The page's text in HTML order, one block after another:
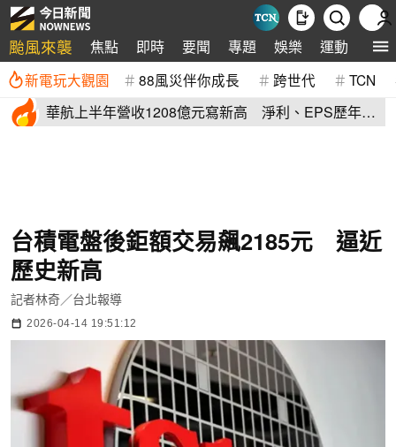
颱風來襲 焦點 即時 要聞 專題 娛樂 運動 全球
新電玩大觀園 88風災伴你成長 跨世代 TCN
華航上半年營收1208億元寫新高 淨利、EPS歷年次
台積電盤後鉅額交易飆2185元 逼近
歷史新高
記者林奇／台北報導
2026-04-14 19:51:12